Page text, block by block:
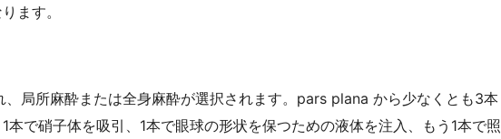
ます。
、局所麻酔または全身麻酔が選択されます。pars plana から少なくとも3本
本で硝子体を吸引、1本で眼球の形状を保つための液体を注入、もう1本で照